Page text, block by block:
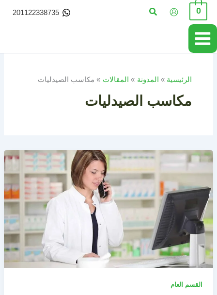
تخطي
المحتوى
0 البحث 201122338735
الرئيسية المدونة المقالات مكاسب الصيدليات
مكاسب الصيدليات
القسم العام